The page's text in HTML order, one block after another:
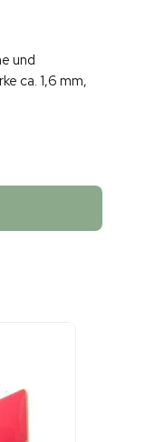
und
ca. 1,6 mm,